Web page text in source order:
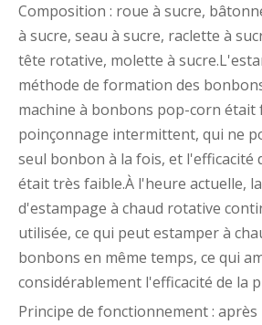
Composition : roue à sucre,
à sucre, seau à sucre, raclette à
tête rotative, molette à
méthode de formation des
machine à bonbons pop-corn était
poinçonnage intermittent, qui ne
seul bonbon à la fois, et l'efficacité
était très faible.À l'heure actuelle,
d'estampage à chaud rotative
utilisée, ce qui peut estamper à
bonbons en même temps, ce qui
considérablement l'efficacité de la
Principe de fonctionnement :